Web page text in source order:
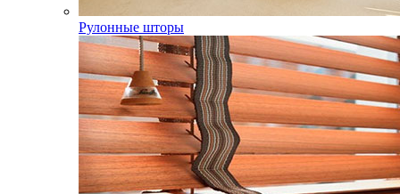
Рулонные шторы